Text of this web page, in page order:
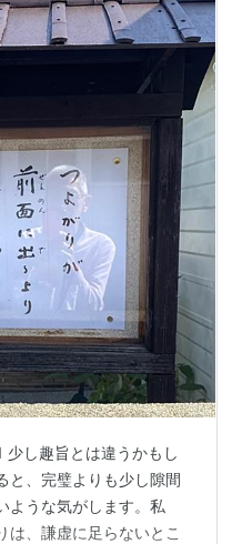
し趣旨とは違うかもし
と、完璧よりも少し隙間
ような気がします。私
は、謙虚に足らないとこ